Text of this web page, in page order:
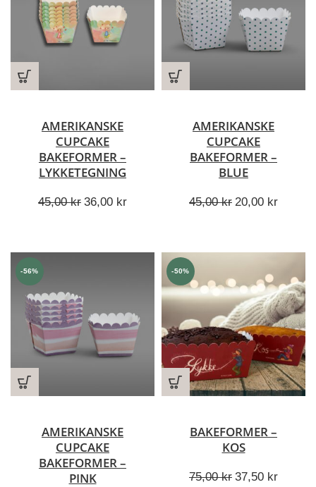
AMERIKANSKE
CUPCAKE
BAKEFORMER –
LYKKETEGNING
45,00kr Opprinnelig
36,00 krNåværende
AMERIKANSKE
CUPCAKE
BAKEFORMER –
BLUE
45,00kr Opprinnelig
20,00 kr
-56%
AMERIKANSKE
CUPCAKE
BAKEFORMER –
PINK
-50%
BAKEFORMER –
KOS
75,00kr Opprinnelig
37,50 kr